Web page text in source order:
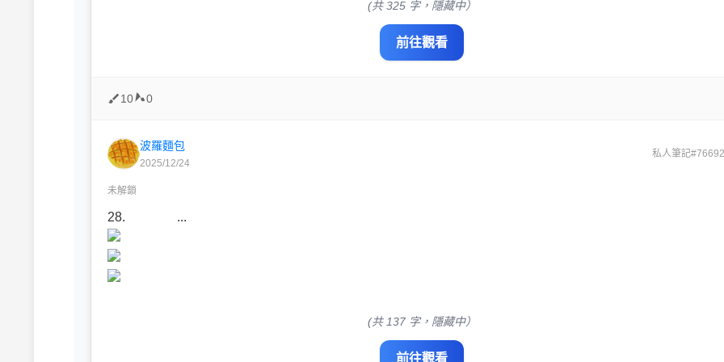
(共 325 字，隱藏中）
前往觀看
10 0
波羅麵包
2025/12/24
私人筆記
未解鎖
28. ...
(共 137 字，隱藏中）
前往觀看